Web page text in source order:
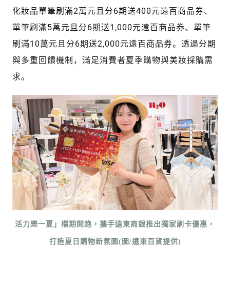
化妝品單筆刷滿2萬元且分6期送400元遠百商品券、
單筆刷滿5萬元且分6期送1,000元遠百商品券、單筆
刷滿10萬元且分6期送2,000元遠百商品券。透過分期
與多重回饋機制，滿足消費者夏季購物與美妝採購需
求。
活力樂一夏」檔期開跑，攜手遠東商銀推出獨家刷卡優惠，
打造夏日購物新氛圍(圖/遠東百貨提供)